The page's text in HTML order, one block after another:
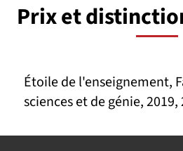
Prix et
Étoile de l'enseignement,
sciences et de génie, 2019,